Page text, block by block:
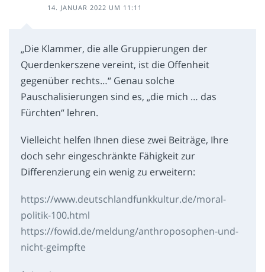
14. JANUAR 2022 UM 11:11
„Die Klammer, die alle Gruppierungen der
Querdenkerszene vereint, ist die Offenheit
gegenüber rechts…“ Genau solche
Pauschalisierungen sind es, „die mich … das
Fürchten“ lehren.
Vielleicht helfen Ihnen diese zwei Beiträge, Ihre
doch sehr eingeschränkte Fähigkeit zur
Differenzierung ein wenig zu erweitern:
https://www.deutschlandfunkkultur.de/moral-
politik-100.html
https://fowid.de/meldung/anthroposophen-und-
nicht-geimpfte